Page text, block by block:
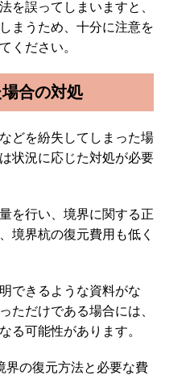
を誤ってしまいますと、
まうため、十分に注意を
ください。
合の対処
どを紛失してしまった場
状況に応じた対処が必要
を行い、境界に関する正
境界杭の復元費用も低く
できるような資料がな
ただけである場合には、
る可能性があります。
界の復元方法と必要な費